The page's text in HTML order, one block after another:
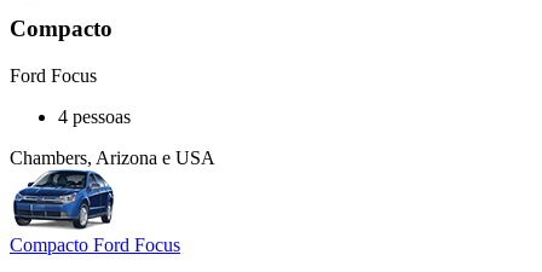
Compacto
Ford Focus
4 pessoas
Chambers, Arizona e USA
Compacto Ford Focus